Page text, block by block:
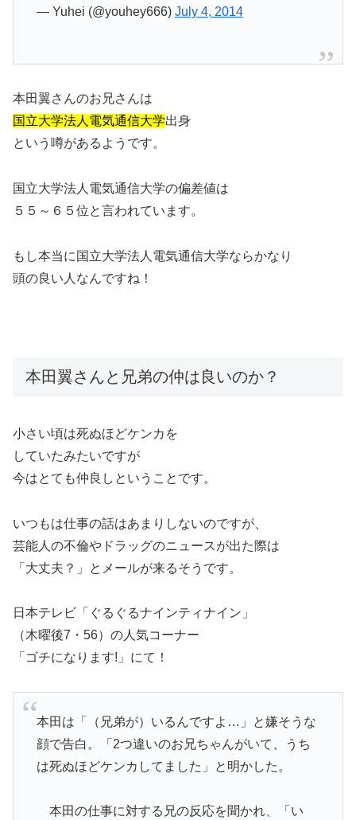
— Yuhei (@youhey666) July 4, 2014
本田翼さんのお兄さんは
国立大学法人電気通信大学出身
という噂があるようです。
国立大学法人電気通信大学の偏差値は
５５～６５位と言われています。
もし本当に国立大学法人電気通信大学ならかなり
頭の良い人なんですね！
本田翼さんと兄弟の仲は良いのか？
小さい頃は死ぬほどケンカを
していたみたいですが
今はとても仲良しということです。
いつもは仕事の話はあまりしないのですが、
芸能人の不倫やドラッグのニュースが出た際は
「大丈夫？」とメールが来るそうです。
日本テレビ「ぐるぐるナインティナイン」
（木曜後7・56）の人気コーナー
「ゴチになります!」にて！
本田は「（兄弟が）いるんですよ…」と嫌そうな
顔で告白。「2つ違いのお兄ちゃんがいて、うち
は死ぬほどケンカしてました」と明かした。
本田の仕事に対する兄の反応を聞かれ、「い